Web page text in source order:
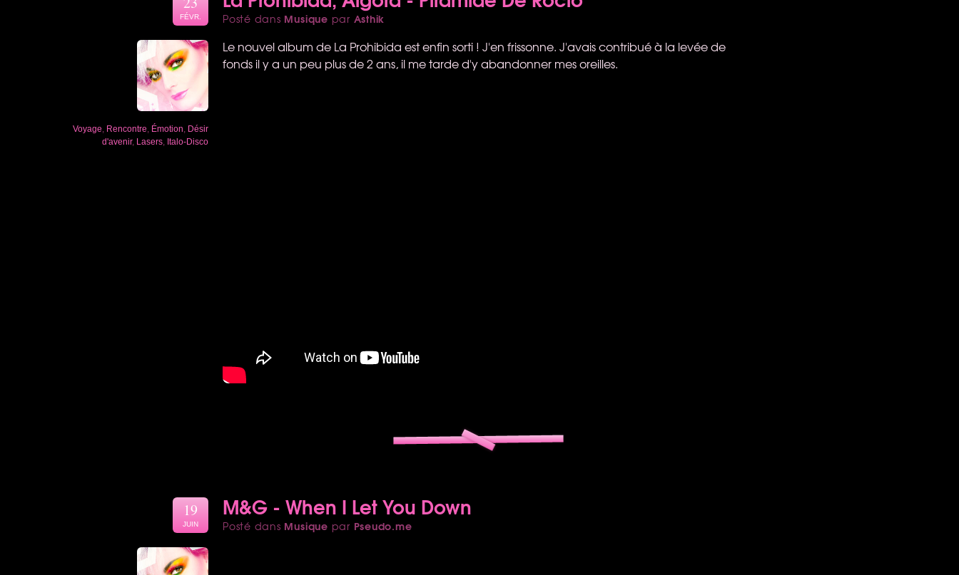
Posté dans Musique par Asthik
FÉVR.
Voyage Rencontre Émotion Désir
d'avenir, Lasers Italo-Disco
Le nouvel album de La Prohibida est enfin sorti ! J'en frissonne. J'avais contribué à la levée de
fonds il y a un peu plus de 2 ans, il me tarde d'y abandonner mes oreilles.
M&G - When I Let You Down
Posté dans Musique par Pseudo.me
19
JUIN